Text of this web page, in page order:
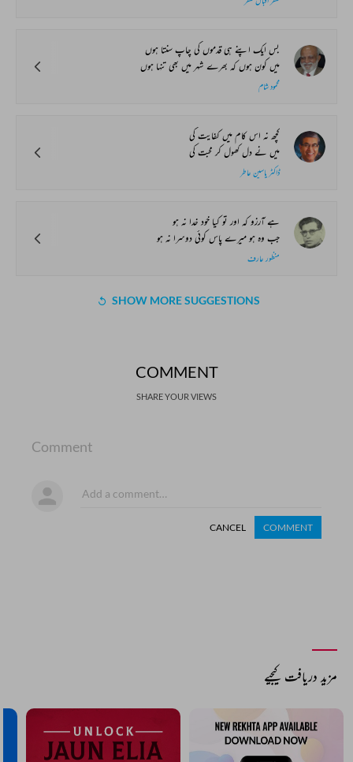
بس ایک اپنے ہی قدموں کی چاپ سنتا ہوں
میں کون ہوں کہ بھرے شہر میں بھی تنہا ہوں
محمود شام
کچھ نہ اس کام میں کفایت کی
میں نے دل کھول کر محبت کی
ڈاکٹر یاسین عاطر
ہے آرزو کہ اور تو کیا خود خدا نہ ہو
جب وہ ہو میرے پاس کوئی دوسرا نہ ہو
منظور عارف
SHOW MORE SUGGESTIONS
COMMENT
SHARE YOUR VIEWS
Comment
CANCEL COMMENT
مزید دریافت کیجیے